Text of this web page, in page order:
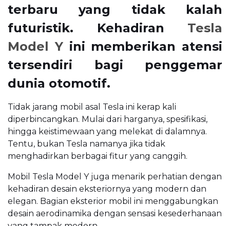
terbaru yang tidak kalah
futuristik. Kehadiran Tesla
Model Yini memberikan atensi
tersendiri bagi penggemar
dunia otomotif.
Tidak jarang mobil asal Tesla ini kerap kali
diperbincangkan. Mulai dari harganya, spesifikasi,
hingga keistimewaan yang melekat di dalamnya.
Tentu, bukan Tesla namanya jika tidak
menghadirkan berbagai fitur yang canggih.
Mobil Tesla Model Y juga menarik perhatian dengan
kehadiran desain eksteriornya yang modern dan
elegan. Bagian eksterior mobil ini menggabungkan
desain aerodinamika dengan sensasi kesederhanaan